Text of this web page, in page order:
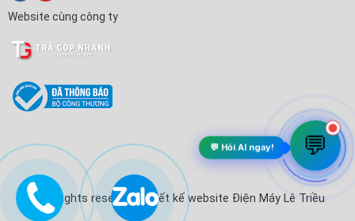
Website cùng công ty
© All rights reserved. Thiết kế website Điện Máy Lê Triều
💬
💬 Hỏi AI ngay!